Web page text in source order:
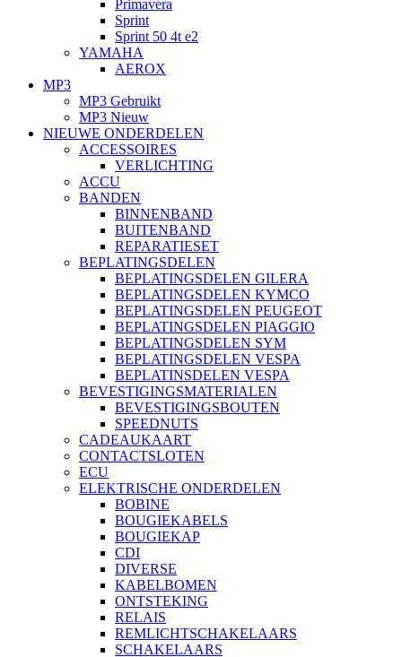
Primavera
Sprint
Sprint 50 4t e2
YAMAHA
AEROX
MP3
MP3 Gebruikt
MP3 Nieuw
NIEUWE ONDERDELEN
ACCESSOIRES
VERLICHTING
ACCU
BANDEN
BINNENBAND
BUITENBAND
REPARATIESET
BEPLATINGSDELEN
BEPLATINGSDELEN GILERA
BEPLATINGSDELEN KYMCO
BEPLATINGSDELEN PEUGEOT
BEPLATINGSDELEN PIAGGIO
BEPLATINGSDELEN SYM
BEPLATINGSDELEN VESPA
BEPLATINSDELEN VESPA
BEVESTIGINGSMATERIALEN
BEVESTIGINGSBOUTEN
SPEEDNUTS
CADEAUKAART
CONTACTSLOTEN
ECU
ELEKTRISCHE ONDERDELEN
BOBINE
BOUGIEKABELS
BOUGIEKAP
CDI
DIVERSE
KABELBOMEN
ONTSTEKING
RELAIS
REMLICHTSCHAKELAARS
SCHAKELAARS